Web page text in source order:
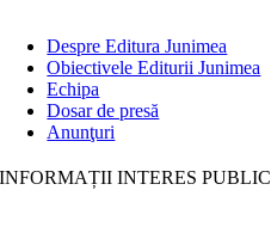
Despre Editura Junimea
Obiectivele Editurii Junimea
Echipa
Dosar de presă
Anunţuri
INFORMAȚII INTERES PUBLIC